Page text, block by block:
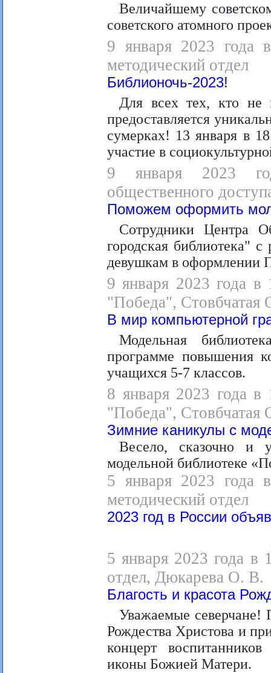
Величайшему
советского атомного
9 января 2023 года
методический отдел
Библионочь-2023!
Для всех тех, кто не
предоставляется
сумерках! 13 января в
участие в
9 января 2023
общественного
Поможем оформить
Сотрудники Центра
городская библиотека"
девушкам в оформлении
9 января 2023 года в
"Победа", Стовбчатая
В мир компьютерной
Модельная
программе повышения
учащихся 5-7 классов.
8 января 2023 года в
"Победа", Стовбчатая
Зимние каникулы с
Весело, сказочно и
модельной библиотеке
5 января 2023 года
методический отдел
2023 год в России
5 января 2023 года в
отдел, Дюкарева О. В.
Благость и красота
Уважаемые северчане!
Рождества Христова и
концерт
иконы Божией Матери.